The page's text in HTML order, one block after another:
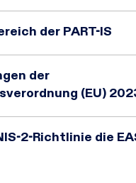
der PART-IS
der
(EU)
2-Richtlinie die